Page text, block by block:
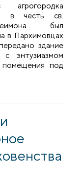
в честь св.
был
в Пархимовцах
здание
энтузиазмом
помещения под
по
епархии